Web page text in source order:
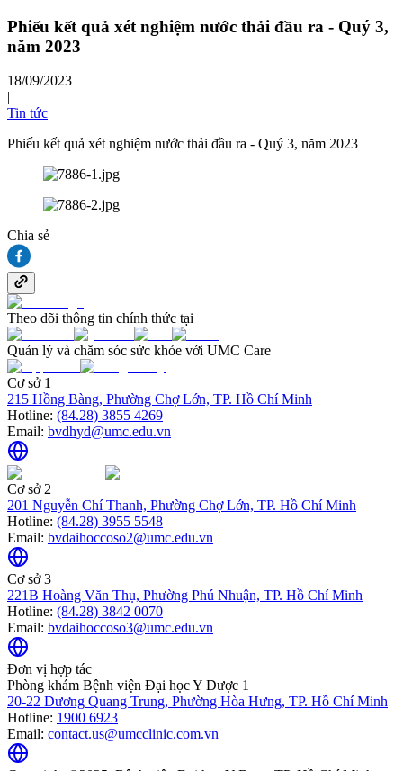
Phiếu kết quả xét nghiệm nước thải đầu ra - Quý 3,
năm 2023
18/09/2023
|
Tin tức
Phiếu kết quả xét nghiệm nước thải đầu ra - Quý 3, năm 2023
Chia sẻ
Theo dõi thông tin chính thức tại
Quản lý và chăm sóc sức khỏe với UMC Care
Cơ sở 1
215 Hồng Bàng, Phường Chợ Lớn, TP. Hồ Chí Minh
Hotline: (84.28) 3855 4269
Email: bvdhyd@umc.edu.vn
Cơ sở 2
201 Nguyễn Chí Thanh, Phường Chợ Lớn, TP. Hồ Chí Minh
Hotline: (84.28) 3955 5548
Email: bvdaihoccoso2@umc.edu.vn
Cơ sở 3
221B Hoàng Văn Thụ, Phường Phú Nhuận, TP. Hồ Chí Minh
Hotline: (84.28) 3842 0070
Email: bvdaihoccoso3@umc.edu.vn
Đơn vị hợp tác
Phòng khám Bệnh viện Đại học Y Dược 1
20-22 Dương Quang Trung, Phường Hòa Hưng, TP. Hồ Chí Minh
Hotline: 1900 6923
Email: contact.us@umcclinic.com.vn